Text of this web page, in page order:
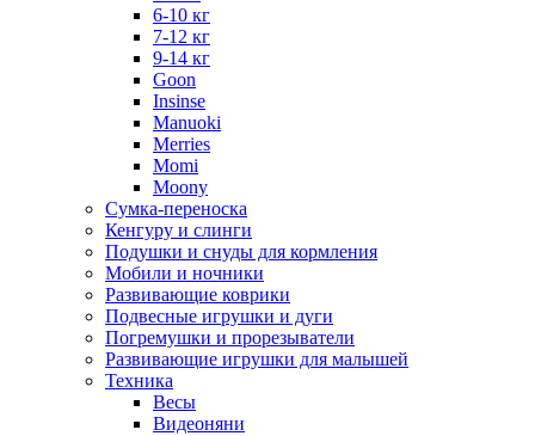
6-10 кг
7-12 кг
9-14 кг
Goon
Insinse
Manuoki
Merries
Momi
Moony
Сумка-переноска
Кенгуру и слинги
Подушки и снуды для кормления
Мобили и ночники
Развивающие коврики
Подвесные игрушки и дуги
Погремушки и прорезыватели
Развивающие игрушки для малышей
Техника
Весы
Видеоняни